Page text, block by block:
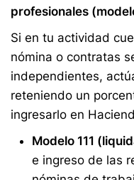
profesionales
Si en tu actividad
nómina o contratas
independientes,
reteniendo un
ingresarlo en
Modelo 111
e ingreso de las